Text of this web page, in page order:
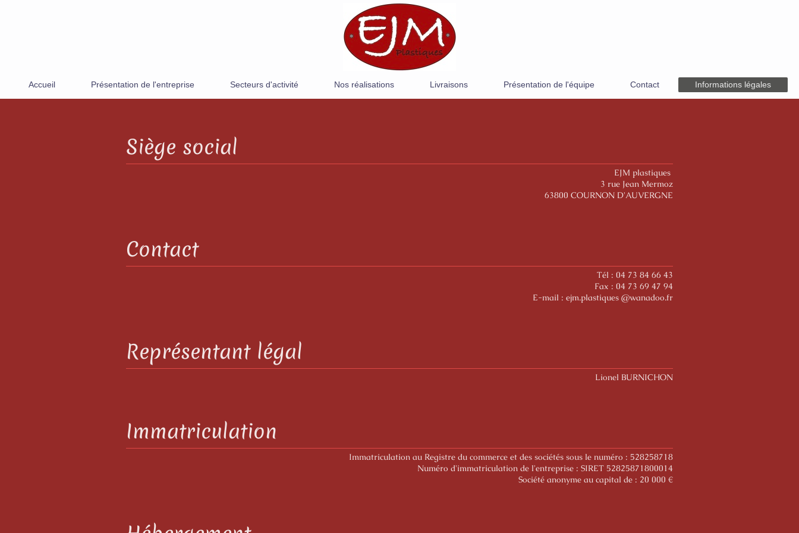
Accueil Présentation de l'entreprise Secteurs d'activité Nos réalisations Livraisons Présentation de l'équipe Contact Informations légales
Siège social
EJM plastiques
3 rue Jean Mermoz
63800 COURNON D'AUVERGNE
Contact
Tél : 04 73 84 66 43
Fax : 04 73 69 47 94
E-mail : ejm.plastiques @wanadoo.fr
Représentant légal
Lionel BURNICHON
Immatriculation
Immatriculation au Registre du commerce et des sociétés sous le numéro : 528258718
Numéro d'immatriculation de l'entreprise : SIRET 52825871800014
Société anonyme au capital de : 20 000 €